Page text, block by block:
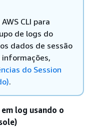
CLI para
de logs do
dados de sessão
informações,
do Session
.
log usando o